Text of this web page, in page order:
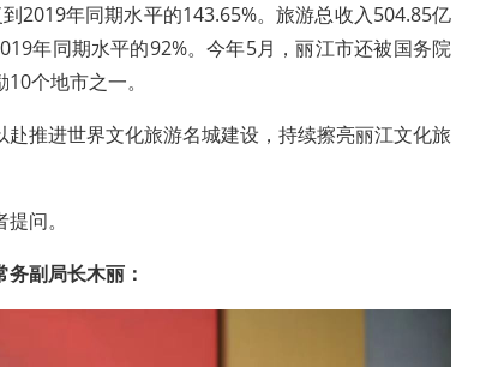
2019年同期水平的143.65%。旅游总收入504.85亿
年同期水平的92%。今年5月，丽江市还被国务院
个地市之一。
推进世界文化旅游名城建设，持续擦亮丽江文化旅
问。
副局长木丽：